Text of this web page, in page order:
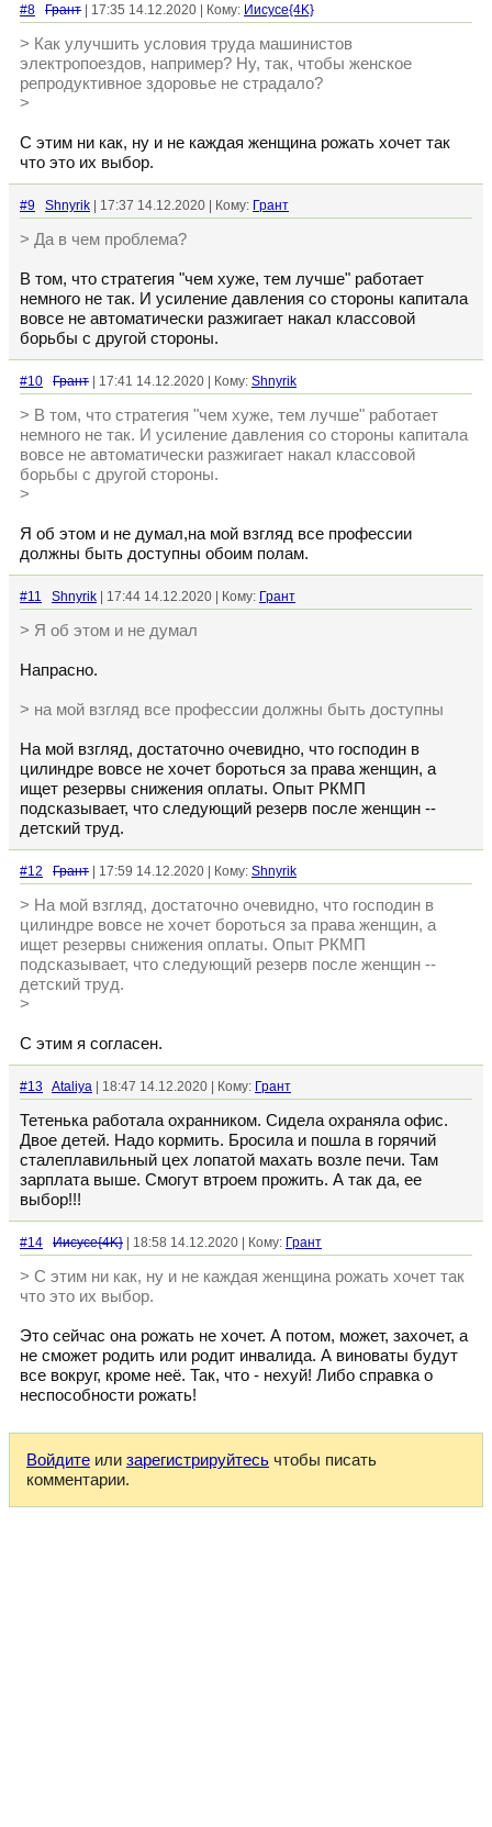
#8 Грант | 17:35 14.12.2020 | Кому: Иисусе{4K}
> Как улучшить условия труда машинистов
электропоездов, например? Ну, так, чтобы женское
репродуктивное здоровье не страдало?
>
С этим ни как, ну и не каждая женщина рожать хочет так
что это их выбор.
#9 Shnyrik | 17:37 14.12.2020 | Кому: Грант
> Да в чем проблема?
В том, что стратегия "чем хуже, тем лучше" работает
немного не так. И усиление давления со стороны капитала
вовсе не автоматически разжигает накал классовой
борьбы с другой стороны.
#10 Грант | 17:41 14.12.2020 | Кому: Shnyrik
> В том, что стратегия "чем хуже, тем лучше" работает
немного не так. И усиление давления со стороны капитала
вовсе не автоматически разжигает накал классовой
борьбы с другой стороны.
>
Я об этом и не думал,на мой взгляд все профессии
должны быть доступны обоим полам.
#11 Shnyrik | 17:44 14.12.2020 | Кому: Грант
> Я об этом и не думал
Напрасно.
> на мой взгляд все профессии должны быть доступны
На мой взгляд, достаточно очевидно, что господин в
цилиндре вовсе не хочет бороться за права женщин, а
ищет резервы снижения оплаты. Опыт РКМП
подсказывает, что следующий резерв после женщин --
детский труд.
#12 Грант | 17:59 14.12.2020 | Кому: Shnyrik
> На мой взгляд, достаточно очевидно, что господин в
цилиндре вовсе не хочет бороться за права женщин, а
ищет резервы снижения оплаты. Опыт РКМП
подсказывает, что следующий резерв после женщин --
детский труд.
>
С этим я согласен.
#13 Ataliya | 18:47 14.12.2020 | Кому: Грант
Тетенька работала охранником. Сидела охраняла офис.
Двое детей. Надо кормить. Бросила и пошла в горячий
сталеплавильный цех лопатой махать возле печи. Там
зарплата выше. Смогут втроем прожить. А так да, ее
выбор!!!
#14 Иисусе{4K} | 18:58 14.12.2020 | Кому: Грант
> С этим ни как, ну и не каждая женщина рожать хочет так
что это их выбор.
Это сейчас она рожать не хочет. А потом, может, захочет, а
не сможет родить или родит инвалида. А виноваты будут
все вокруг, кроме неё. Так, что - нехуй! Либо справка о
неспособности рожать!
Войдите или зарегистрируйтесь чтобы писать
комментарии.